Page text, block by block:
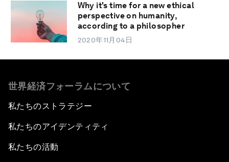
Why it's time for a new ethical
perspective on humanity,
according to a philosopher
2020年11月04日
世界経済フォーラムについて
私たちのストラテジー
私たちのアイデンティティ
私たちの活動